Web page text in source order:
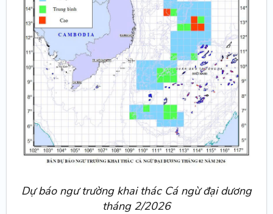
Dự báo ngư trường khai thác Cá ngừ đại dương
tháng 2/2026